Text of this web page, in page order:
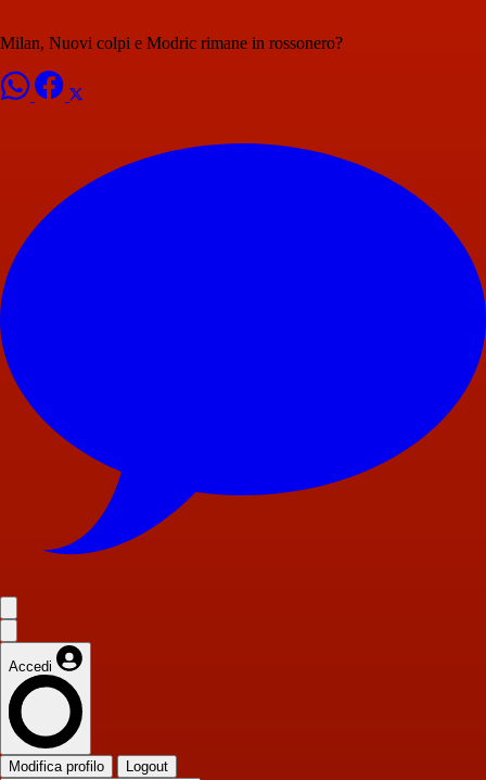
Milan, Nuovi colpi e Modric rimane in rossonero?
Accedi
Modifica profilo Logout